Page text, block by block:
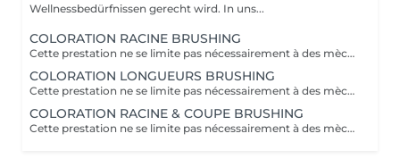
Wellnessbedürfnissen gerecht wird. In uns...
COLORATION RACINE BRUSHING
Cette prestation ne se limite pas nécessairement à des mèches ou à un balayage, mais comprends une coloration simples sur les racines. Pour toutes les colorations réalisées par le salon, si vous souhaitez bénéficier d'un soin intensif, veuillez le sélectionner dans la section "Soins", car cela sera considéré comme un supplément. Important: cheveux sans tresse ni noeuds à l'arrivée; tout noeuds ou tressage entraîne l'annulation et 50% de la prestation est retenu ou si le coiffeur a assez de temps pour vous les défaire un supplément s'appliquera . Ce que comprend la prestation - Consultation et diagnostic personnalisés des cheveux et de la couleur - Shampooing nourrissant - Masque nourrissant et hydratant - Soin sans rinçage - Brushing - Fixateur ou Serum Toute arrivée retardée de 15-30 minutes ou plus entraînera l'annulation automatique du rendez-vous.
COLORATION LONGUEURS BRUSHING
Cette prestation ne se limite pas nécessairement à des mèches ou à un balayage, mais comprends une coloration simples sur les racines. Pour toutes les colorations réalisées par le salon, si vous souhaitez bénéficier d'un soin intensif, veuillez le sélectionner dans la section "Soins", car cela sera considéré comme un supplément. Important: cheveux sans tresse ni noeuds à l'arrivée; tout noeuds ou tressage entraîne l'annulation et 50% de la prestation est retenu ou si le coiffeur a assez de temps pour vous les défaire un supplément s'appliquera . Ce que comprend la prestation - Consultation et diagnostic personnalisés des cheveux et de la couleur - Shampooing nourrissant - Masque nourrissant et hydratant - Soin sans rinçage - Brushing - Fixateur ou Serum Toute arrivée retardée de 15-30 minutes ou plus entraînera l'annulation automatique du rendez-vous.
COLORATION RACINE & COUPE BRUSHING
Cette prestation ne se limite pas nécessairement à des mèches ou à un balayage, mais comprends une coloration simples sur les racines. Pour toutes les colorations réalisées par le salon, si vous souhaitez bénéficier d'un soin intensif, veuillez le sélectionner dans la section "Soins", car cela sera considéré comme un supplément. Important: cheveux sans tresse ni noeuds à l'arrivée; tout noeuds ou tressage entraîne l'annulation et 50% de la prestation est retenu ou si le coiffeur a assez de temps pour vous les défaire un supplément s'appliquera . Ce que comprend la prestation - Consultation et diagnostic personnalisés des cheveux de la couleur et la coupe - Shampooing nourrissant - Masque nourrissant et hydratant - Soin sans rinçage - Coupe et Brushing - Fixateur ou Serum Toute arrivée retardée de 15-30 minutes ou plus entraînera l'annulation automatique du rendez-vous.